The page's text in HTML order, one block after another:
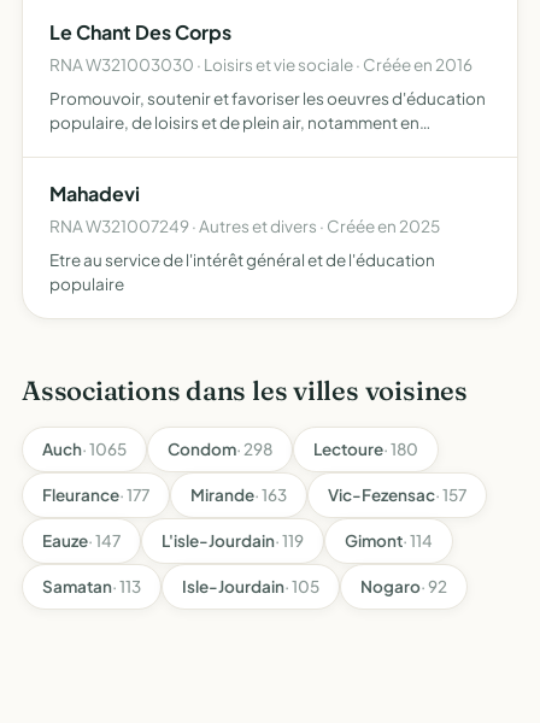
Le Chant Des Corps
RNA W321003030 · Loisirs et vie sociale · Créée en 2016
Promouvoir, soutenir et favoriser les oeuvres d'éducation
populaire, de loisirs et de plein air, notamment en
Mahadevi
RNA W321007249 · Autres et divers · Créée en 2025
Etre au service de l'intérêt général et de l'éducation
populaire
Associations dans les villes voisines
Auch· 1065 Condom· 298 Lectoure· 180
Fleurance· 177 Mirande· 163 Vic-Fezensac· 157
Eauze· 147 L'isle-Jourdain· 119 Gimont· 114
Samatan· 113 Isle-Jourdain· 105 Nogaro· 92